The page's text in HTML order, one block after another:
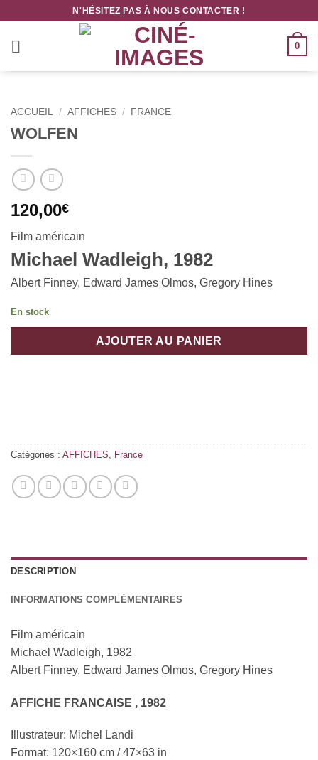
contenu
N'HÉSITEZ PAS À NOUS CONTACTER !
0
ACCUEIL / AFFICHES / FRANCE
WOLFEN
120,00€
Film américain
Michael Wadleigh, 1982
Albert Finney, Edward James Olmos, Gregory Hines
En stock
AJOUTER AU PANIER
Catégories : AFFICHES France
DESCRIPTION
INFORMATIONS COMPLÉMENTAIRES
Film américain
Michael Wadleigh, 1982
Albert Finney, Edward James Olmos, Gregory Hines
AFFICHE FRANCAISE , 1982
Illustrateur: Michel Landi
Format: 120×160 cm / 47×63 in